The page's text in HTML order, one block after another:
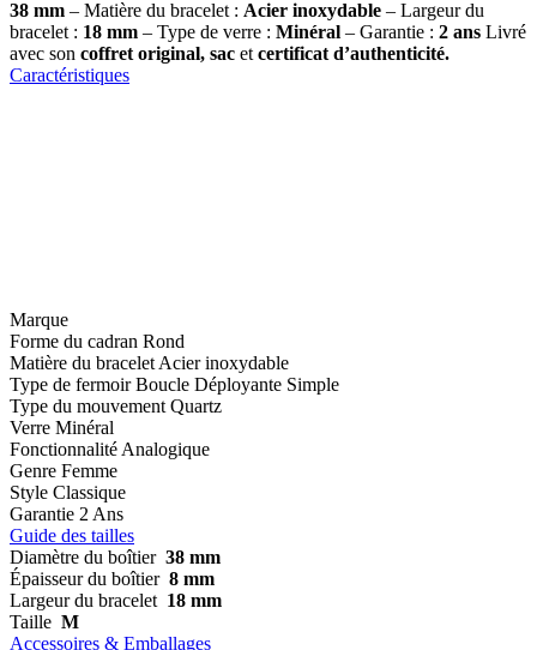
38 mm – Matière du bracelet : Acier inoxydable – Largeur du
bracelet : 18 mm – Type de verre : Minéral – Garantie : 2 ans Livré
avec son coffret original, sac et certificat d’authenticité.
Caractéristiques
Marque
Forme du cadran Rond
Matière du bracelet Acier inoxydable
Type de fermoir Boucle Déployante Simple
Type du mouvement Quartz
Verre Minéral
Fonctionnalité Analogique
Genre Femme
Style Classique
Garantie 2 Ans
Guide des tailles
Diamètre du boîtier 38 mm
Épaisseur du boîtier 8 mm
Largeur du bracelet 18 mm
Taille M
Accessoires & Emballages